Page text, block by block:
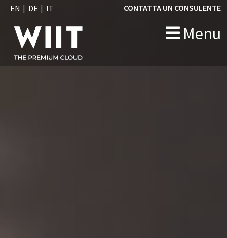
EN DE IT
Menu
CONTATTA UN CONSULENTE